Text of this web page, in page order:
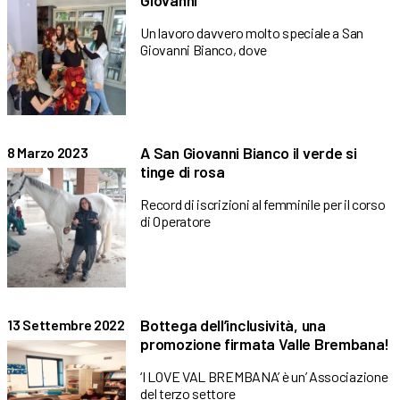
Un lavoro davvero molto speciale a San
Giovanni Bianco, dove
8 Marzo 2023
A San Giovanni Bianco il verde si
tinge di rosa
Record di iscrizioni al femminile per il corso
di Operatore
13 Settembre 2022
Bottega dell’inclusività, una
promozione firmata Valle Brembana!
‘I LOVE VAL BREMBANA’ è un’ Associazione
del terzo settore